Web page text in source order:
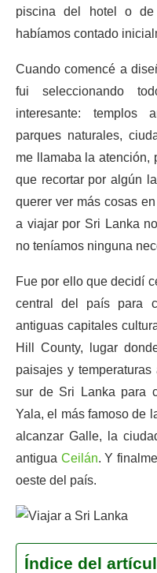
piscina del hotel o
habíamos contado
Cuando comencé a
fui seleccionando
interesante: templos
parques naturales,
me llamaba la atención,
que recortar por algún
querer ver más cosas
a viajar por Sri Lanka
no teníamos ninguna
Fue por ello que decidí
central del país para
antiguas capitales
Hill County, lugar
paisajes y
sur de Sri Lanka para
Yala, el más famoso de
alcanzar Galle, la
antigua Ceilán. Y
oeste del país.
Índice del